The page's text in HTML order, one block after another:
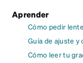
Aprender
Cómo pedir
Guía de ajuste y
Cómo leer tu